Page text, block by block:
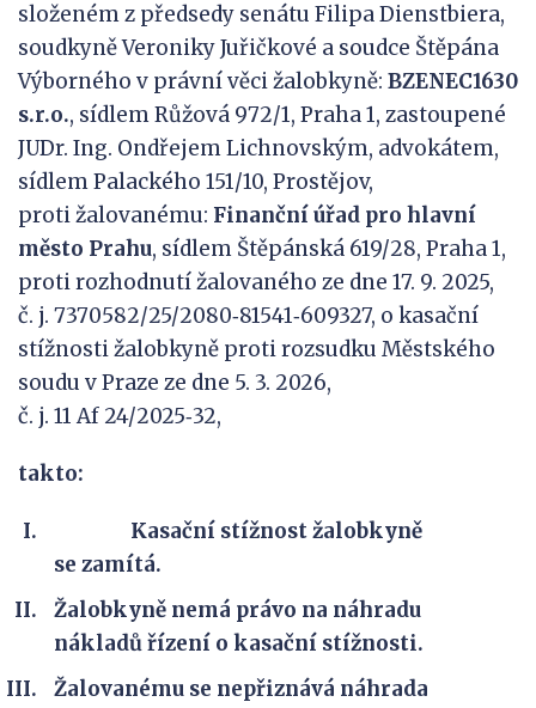
složeném z předsedy senátu Filipa Dienstbiera,
soudkyně Veroniky Juřičkové a soudce Štěpána
Výborného v právní věci žalobkyně: BZENEC1630
s.r.o., sídlem Růžová 972/1, Praha 1, zastoupené
JUDr. Ing. Ondřejem Lichnovským, advokátem,
sídlem Palackého 151/10, Prostějov,
proti žalovanému: Finanční úřad pro hlavní
město Prahu, sídlem Štěpánská 619/28, Praha 1,
proti rozhodnutí žalovaného ze dne 17. 9. 2025,
č. j. 7370582/25/2080‑81541‑609327, o kasační
stížnosti žalobkyně proti rozsudku Městského
soudu v Praze ze dne 5. 3. 2026,
č. j. 11 Af 24/2025‑32,
takto:
Kasační stížnost žalobkyně
se zamítá.
Žalobkyně nemá právo na náhradu
nákladů řízení o kasační stížnosti.
Žalovanému se nepřiznává náhrada